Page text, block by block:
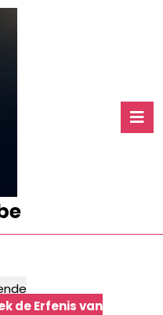
de Erfenis van